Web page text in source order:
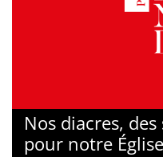
Nos diacres,
pour notre Église